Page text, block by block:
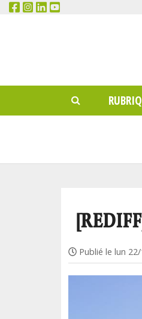
Main
menu
Publié le lun